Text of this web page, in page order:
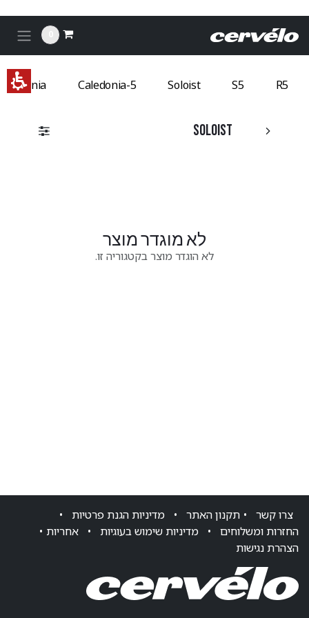
סרוולו
R5
S5
Soloist
Caledonia-5
Soloist
לא מוגדר מוצר
לא הוגדר מוצר בקטגוריה זו.
צרו ק​שר • תקנון האתר • מדיניות הגנת פרטיות
•
החזרות ומשלוחים
• מדיניות שימוש בעוגיות • אחריות •
הצהרת נגישות